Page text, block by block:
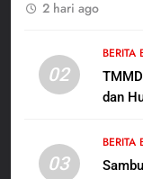
2 hari ago
02
BERITA
dan
03
BERITA